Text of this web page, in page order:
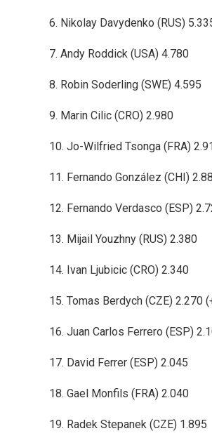
6. Nikolay Davydenko (RUS)
7. Andy Roddick (USA) 4.780
8. Robin Soderling (SWE) 4.595
9. Marin Cilic (CRO) 2.980
10. Jo-Wilfried Tsonga (FRA)
11. Fernando González (CHI)
12. Fernando Verdasco (ESP)
13. Mijail Youzhny (RUS) 2.380
14. Ivan Ljubicic (CRO) 2.340
15. Tomas Berdych (CZE) 2.270
16. Juan Carlos Ferrero (ESP)
17. David Ferrer (ESP) 2.045
18. Gael Monfils (FRA) 2.040
19. Radek Stepanek (CZE) 1.895